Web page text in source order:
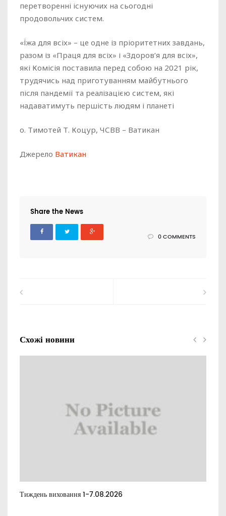
перетворенні існуючих на сьогодні
продовольчих систем.
«Їжа для всіх» – це одне із пріоритетних завдань,
разом із «Праця для всіх» і «Здоров’я для всіх»,
які Комісія поставила перед собою на 2021 рік,
трудячись над приготуванням майбутнього
після пандемії та реалізацією систем, які
надаватимуть першість людям і планеті
о. Тимотей Т. Коцур, ЧСВВ – Ватикан
Джерело Ватикан
Share the News
0 COMMENTS
Схожі новини
Тиждень виховання 1-7.08.2026